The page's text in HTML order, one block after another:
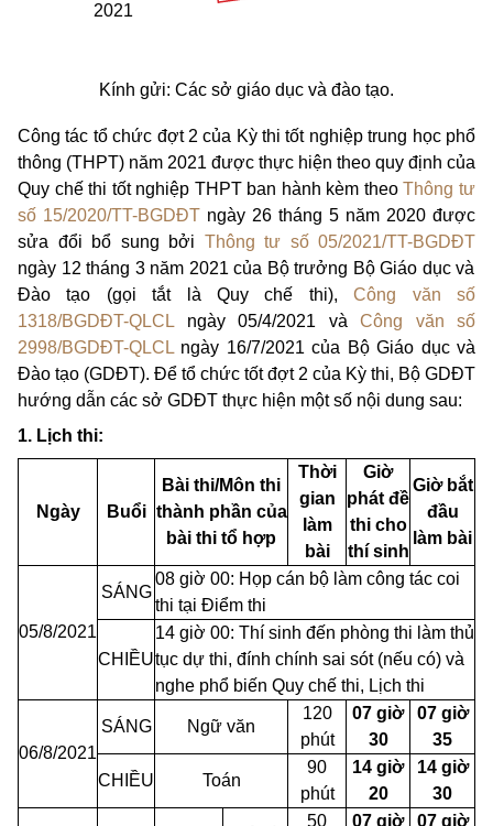
2021
Kính gửi: Các sở giáo dục và đào tạo.
Công tác tổ chức đợt 2 của Kỳ thi tốt nghiệp trung học phổ
thông (THPT) năm 2021 được thực hiện theo quy định của
Quy chế thi tốt nghiệp THPT ban hành kèm theoThông tư
số 15/2020/TT-BGDĐT ngày 26 tháng 5 năm 2020 được
sửa đổi bổ sung bởi Thông tư số 05/2021/TT-BGDĐT
ngày 12 tháng 3 năm 2021 của Bộ trưởng Bộ Giáo dục và
Đào tạo (gọi tắt là Quy chế thi),Công văn số
1318/BGDĐT-QLCL ngày 05/4/2021 và Công văn số
2998/BGDĐT-QLCL ngày 16/7/2021 của Bộ Giáo dục và
Đào tạo (GDĐT). Để tổ chức tốt đợt 2 của Kỳ thi, Bộ GDĐT
hướng dẫn các sở GDĐT thực hiện một số nội dung sau:
1. Lịch thi:
Ngày Buổi
Bài thi/Môn thi
thành phần của
bài thi tổ hợp
Thời
gian
làm
bài
Giờ
phát đề
thi cho
thí sinh
Giờ bắt
đầu
làm bài
05/8/2021
SÁNG
08 giờ 00: Họp cán bộ làm công tác coi
thi tại Điểm thi
CHIỀU
14 giờ 00: Thí sinh đến phòng thi làm thủ
tục dự thi, đính chính sai sót (nếu có) và
nghe phổ biến Quy chế thi, Lịch thi
06/8/2021
SÁNG Ngữ văn
120
phút
07 giờ
30
07 giờ
35
CHIỀU Toán
90
phút
14 giờ
20
14 giờ
30
50
07 giờ
07 giờ